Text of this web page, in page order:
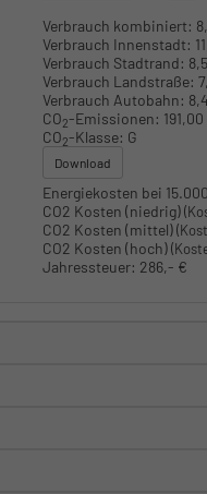
Verbrauch kombiniert:
Verbrauch Innenstadt:
Verbrauch Stadtrand:
Verbrauch Landstraße:
Verbrauch Autobahn:
CO2-Emissionen:
CO2-Klasse: G
Download
Energiekosten bei
CO2 Kosten (niedrig)
CO2 Kosten (mittel)
CO2 Kosten (hoch)
Jahressteuer: 286,- €